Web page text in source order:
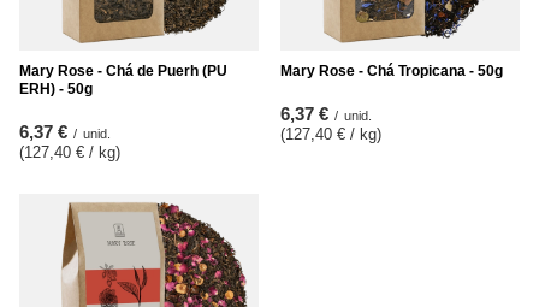
Mary Rose - Chá de Puerh (PU
ERH) - 50g
6,37 € / unid.
(127,40 € / kg)
Mary Rose - Chá Tropicana - 50g
6,37 € / unid.
(127,40 € / kg)